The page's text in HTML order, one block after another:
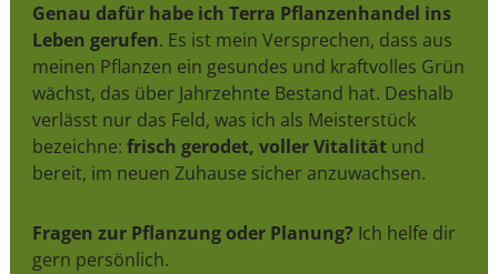
Genau dafür habe ich Terra Pflanzenhandel ins
Leben gerufen. Es ist mein Versprechen, dass aus
meinen Pflanzen ein gesundes und kraftvolles Grün
wächst, das über Jahrzehnte Bestand hat. Deshalb
verlässt nur das Feld, was ich als Meisterstück
bezeichne: frisch gerodet, voller Vitalitätund
bereit, im neuen Zuhause sicher anzuwachsen.
Fragen zur Pflanzung oder Planung? Ich helfe dir
gern persönlich.